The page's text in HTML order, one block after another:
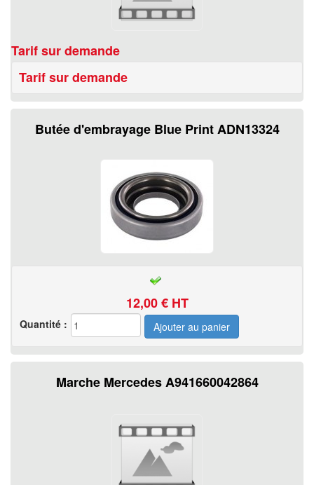
Tarif sur demande
Tarif sur demande
Butée d'embrayage Blue Print ADN13324
12,00€ HT
Quantité :
Marche Mercedes A941660042864